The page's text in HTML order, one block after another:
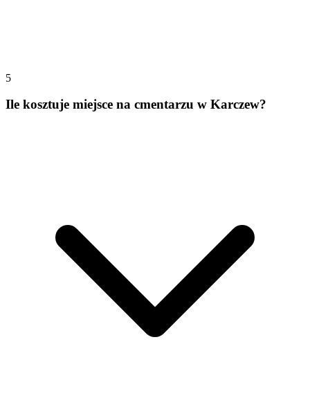
5
Ile kosztuje miejsce na cmentarzu w Karczew?